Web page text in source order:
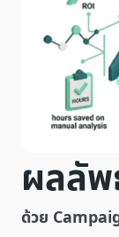
ผลลัพ
ด้วย